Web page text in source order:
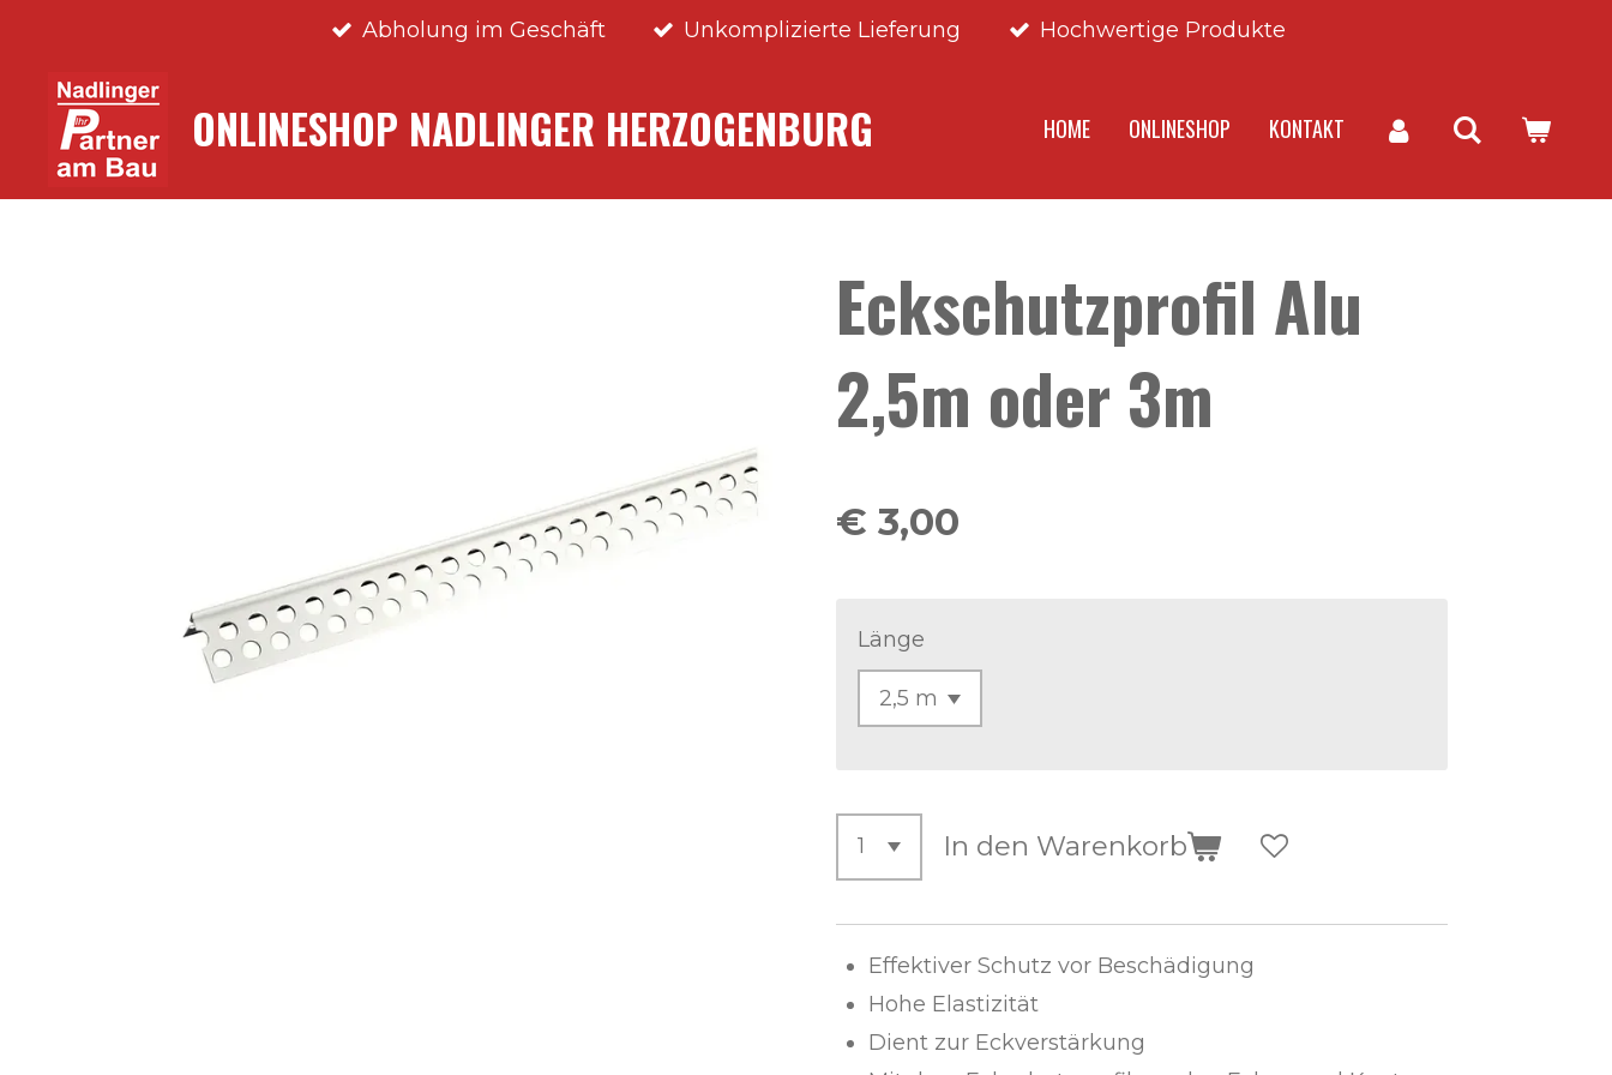
springen
Abholung im Geschäft Unkomplizierte Lieferung Hochwertige Produkte
ONLINESHOP NADLINGER HERZOGENBURG HOME ONLINESHOP KONTAKT
Eckschutzprofil Alu
2,5m oder 3m
€ 3,00
Länge
In den Warenkorb
Effektiver Schutz vor Beschädigung
Hohe Elastizität
Dient zur Eckverstärkung